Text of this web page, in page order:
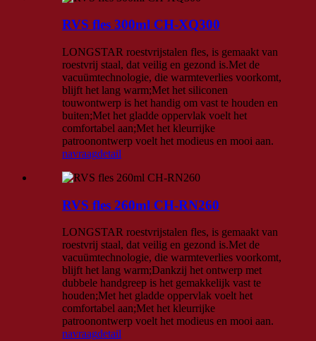
RVS fles 300ml CH-XQ300
LONGSTAR roestvrijstalen fles, is gemaakt van
roestvrij staal, dat veilig en gezond is.Met de
vacuümtechnologie, die warmteverlies voorkomt,
blijft het lang warm;Met het siliconen
touwontwerp is het handig om vast te houden en
buiten;Met het gladde oppervlak voelt het
comfortabel aan;Met het kleurrijke
patroonontwerp voelt het modieus en mooi aan.
navraagdetail
RVS fles 260ml CH-RN260
LONGSTAR roestvrijstalen fles, is gemaakt van
roestvrij staal, dat veilig en gezond is.Met de
vacuümtechnologie, die warmteverlies voorkomt,
blijft het lang warm;Dankzij het ontwerp met
dubbele handgreep is het gemakkelijk vast te
houden;Met het gladde oppervlak voelt het
comfortabel aan;Met het kleurrijke
patroonontwerp voelt het modieus en mooi aan.
navraagdetail